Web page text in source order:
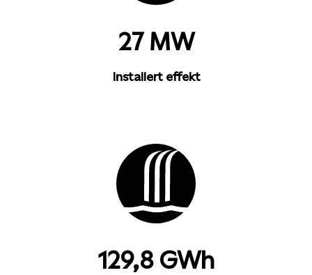
27 MW
Installert effekt
129,8 GWh